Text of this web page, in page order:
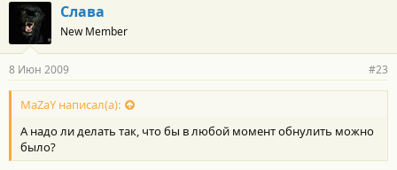
Слава
New Member
8 Июн 2009 #23
MaZaY написал(а):
А надо ли делать так, что бы в любой момент обнулить можно
было?